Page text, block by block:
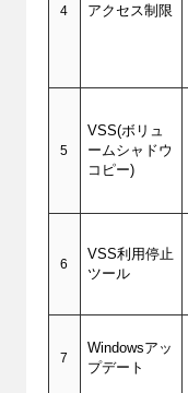
4 アクセス制限
5
VSS(ボリュ
ームシャドウ
コピー)
6
VSS利用停止
ツール
7
Windowsアッ
プデート